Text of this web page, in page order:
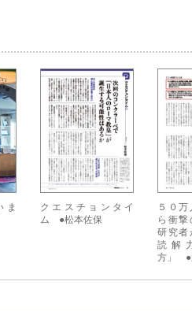
ま
クエスチョンタイ
ム ●松本佐保
５０
ら衝撃
研究者
読解
方」 ●